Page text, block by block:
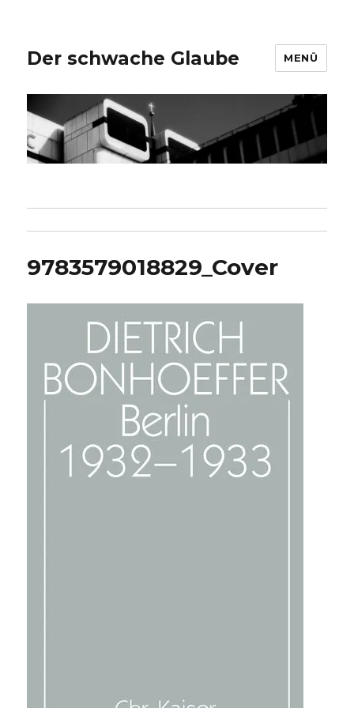
Der schwache Glaube MENÜ
9783579018829_Cover